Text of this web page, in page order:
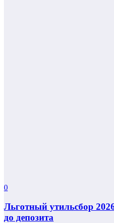
0
Льготный утильсбор
до депозита